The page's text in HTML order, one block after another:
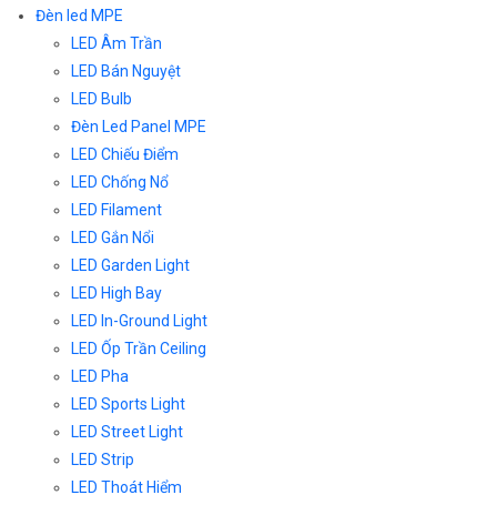
Đèn led MPE
LED Âm Trần
LED Bán Nguyệt
LED Bulb
Đèn Led Panel MPE
LED Chiếu Điểm
LED Chống Nổ
LED Filament
LED Gắn Nổi
LED Garden Light
LED High Bay
LED In-Ground Light
LED Ốp Trần Ceiling
LED Pha
LED Sports Light
LED Street Light
LED Strip
LED Thoát Hiểm